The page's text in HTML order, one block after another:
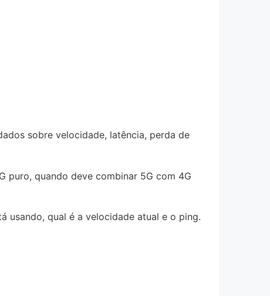
sobre velocidade, latência, perda de
puro, quando deve combinar 5G com 4G
usando, qual é a velocidade atual e o ping.